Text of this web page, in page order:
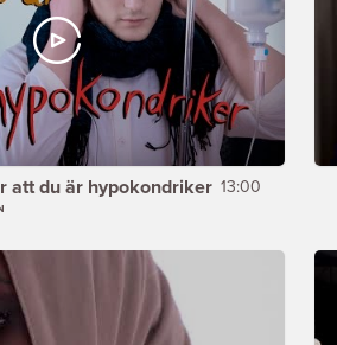
att du är hypokondriker 13:00